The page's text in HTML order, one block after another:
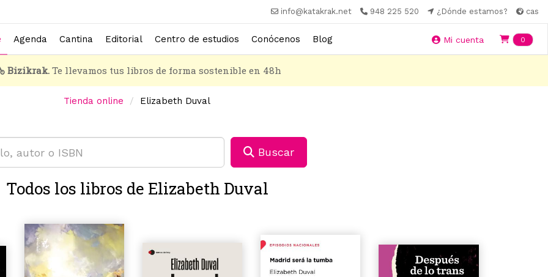
info@katakrak.net 948 225 520 ¿Dónde estamos? cas
Agenda Cantina Editorial Centro de estudios Conócenos Blog Mi cuenta 0
Bizikrak.Te llevamos tus libros de forma sostenible en 48h
Tienda online Elizabeth Duval
Buscar
Todos los libros de Elizabeth Duval